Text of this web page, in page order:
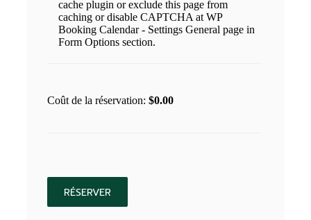
Coût de la réservation:$0.00